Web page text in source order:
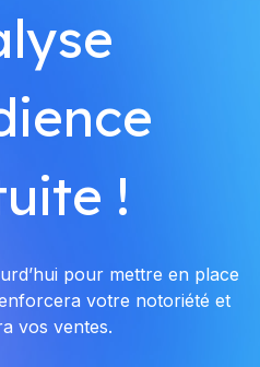
!
pour mettre en place
votre notoriété et
vos ventes.